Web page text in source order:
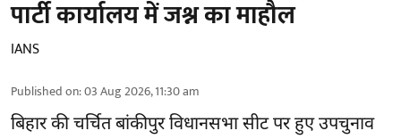
पार्टी कार्यालय में जश्न का माहौल
IANS
Published on:03 Aug 2026, 11:30 am
बिहारकी चर्चित बांकीपुर विधानसभा सीट पर हुए उपचुनाव